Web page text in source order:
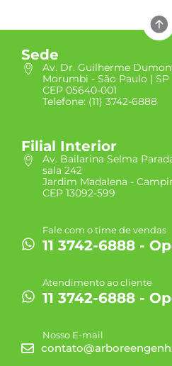
Sede
Av. Dr. Guilherme
Morumbi - São Paulo | SP
CEP 05640-001
Telefone: (11) 3742-6888
Filial Interior
Av. Bailarina Selma
sala 242
Jardim Madalena -
CEP 13092-599
Fale com o time de vendas
11 3742-6888 -
Atendimento ao cliente
11 3742-6888 -
Nosso E-mail